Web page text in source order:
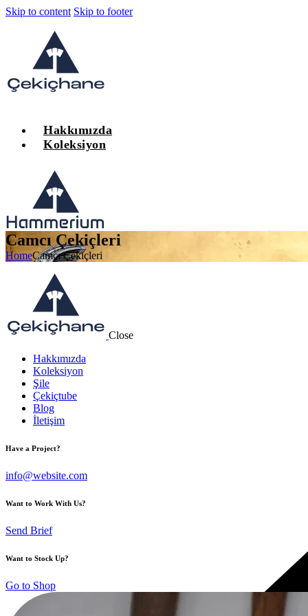
Skip to content Skip to footer
Hakkımızda
Koleksiyon
Camcı Çekiçleri
HomeCamcı Çekiçleri
Close
Hakkımızda
Koleksiyon
Şile
Çekiçtube
Blog
İletişim
Have a Project?
info@website.com
Want to Work With Us?
Send Brief
Want to Stock Up?
Go to Shop